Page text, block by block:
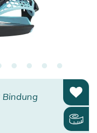
Bindung